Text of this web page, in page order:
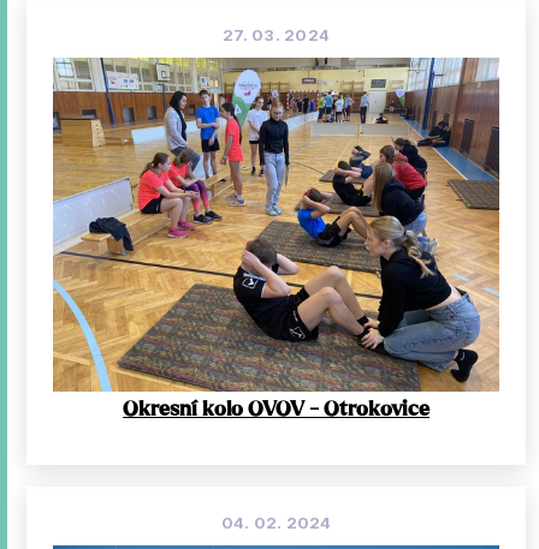
27. 03. 2024
Okresní kolo OVOV - Otrokovice
04. 02. 2024